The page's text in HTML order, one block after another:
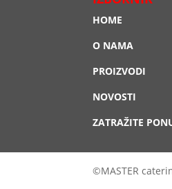
HOME
O NAMA
PROIZVODI
NOVOSTI
ZATRAŽITE
©MASTER